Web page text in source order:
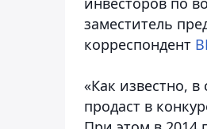
заместитель
корреспондент
«Как известно,
продаст в